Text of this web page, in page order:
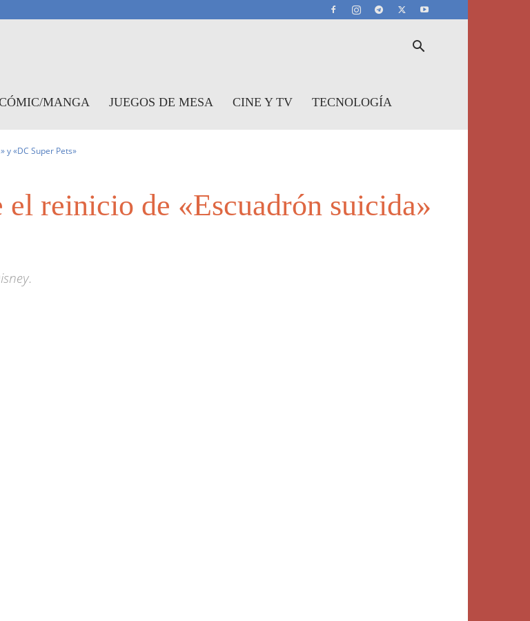
MANGA JUEGOS DE MESA CINE Y TV TECNOLOGÍA
y «DC Super Pets»
reinicio de «Escuadrón suicida»